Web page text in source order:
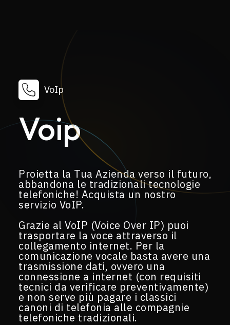
VoIp
Voip
Proietta la Tua Azienda verso il futuro,
abbandona le tradizionali tecnologie
telefoniche! Acquista un nostro
servizio VoIP.
Grazie al VoIP (Voice Over IP) puoi
trasportare la voce attraverso il
collegamento internet. Per la
comunicazione vocale basta avere una
trasmissione dati, ovvero una
connessione a internet (con requisiti
tecnici da verificare preventivamente)
e non serve più pagare i classici
canoni di telefonia alle compagnie
telefoniche tradizionali.